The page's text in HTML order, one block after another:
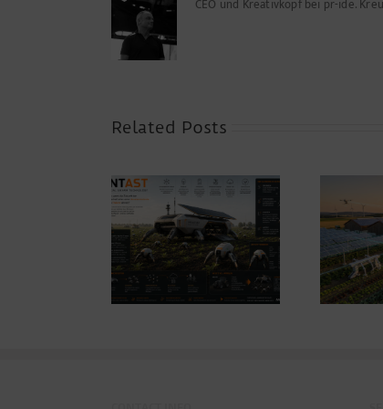
CEO und Kreativkopf bei pr-ide.
Related Posts
Warum die
Energiewende auf dem
Acker nicht im
Motorraum beginnt